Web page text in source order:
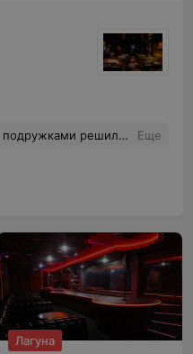
в чем дело. Охрана ужасная, теперь руки все в синяках опозорена на весь клуб. Мне очень стыдно что я туда попала, ещё раз повторюсь это просто ужасно, туда точно больше не ногой. Еще
Лагуна